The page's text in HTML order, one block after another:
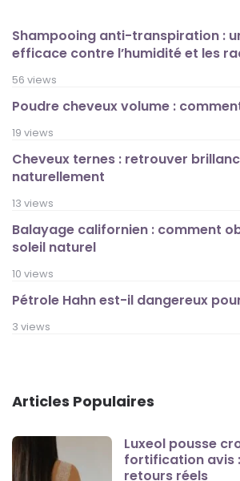
Shampooing anti-transpiration :
efficace contre l’humidité et les
56 views
Poudre cheveux volume :
19 views
Cheveux ternes : retrouver
naturellement
13 views
Balayage californien : comment
soleil naturel
10 views
Pétrole Hahn est-il dangereux
3 views
Articles Populaires
Luxeol pousse
fortification avis
retours réels